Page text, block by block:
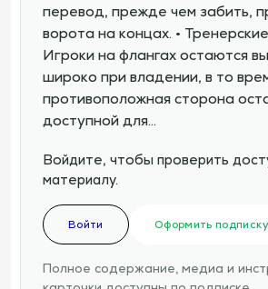
перевод, прежде чем забить,
ворота на концах. •
Игроки на флангах остаются
широко при владении, в то
противоположная сторона
доступной для…
Войдите, чтобы проверить
материалу.
Войти Оформить подписку
Полное содержание, медиа и